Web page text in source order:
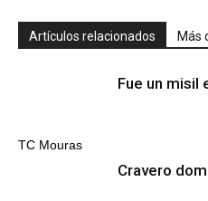
Artículos relacionados Más
TC Mouras
Fue un misil
Cravero